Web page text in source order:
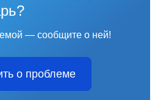
— сообщите о ней!
о проблеме